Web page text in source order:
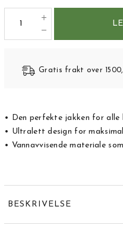
Gratis frakt over
• Den perfekte jakken for alle
• Ultralett design for
• Vannavvisende materiale
BESKRIVELSE